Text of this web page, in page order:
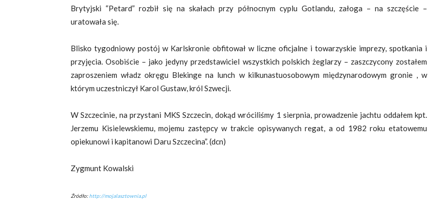
Brytyjski “Petard” rozbił się na skałach przy północnym cyplu Gotlandu, załoga – na szczęście –
uratowała się.
Blisko tygodniowy postój w Karlskronie obfitował w liczne oficjalne i towarzyskie imprezy, spotkania i
przyjęcia. Osobiście – jako jedyny przedstawiciel wszystkich polskich żeglarzy – zaszczycony zostałem
zaproszeniem władz okręgu Blekinge na lunch w kilkunastuosobowym międzynarodowym gronie , w
którym uczestniczył Karol Gustaw, król Szwecji.
W Szczecinie, na przystani MKS Szczecin, dokąd wróciliśmy 1 sierpnia, prowadzenie jachtu oddałem kpt.
Jerzemu Kisielewskiemu, mojemu zastępcy w trakcie opisywanych regat, a od 1982 roku etatowemu
opiekunowi i kapitanowi Daru Szczecina”. (dcn)
Zygmunt Kowalski
Źródło: http://mojalasztownia.pl